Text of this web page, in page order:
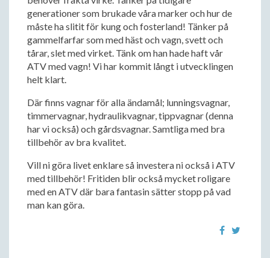
generationer som brukade våra marker och hur de
måste ha slitit för kung och fosterland! Tänker på
gammelfarfar som med häst och vagn, svett och
tårar, slet med virket. Tänk om han hade haft vår
ATV med vagn! Vi har kommit långt i utvecklingen
helt klart.
Där finns vagnar för alla ändamål; lunningsvagnar,
timmervagnar, hydraulikvagnar, tippvagnar (denna
har vi också) och gårdsvagnar. Samtliga med bra
tillbehör av bra kvalitet.
Vill ni göra livet enklare så investera ni också i ATV
med tillbehör! Fritiden blir också mycket roligare
med en ATV där bara fantasin sätter stopp på vad
man kan göra.